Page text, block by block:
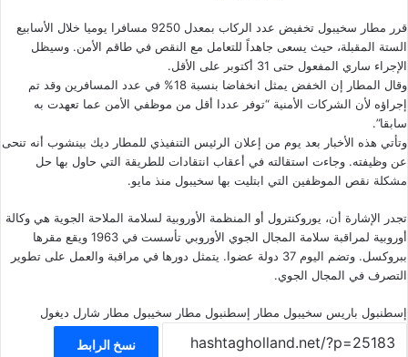
قرر مطار سخيبول تخفيض عدد الركاب بمعدل 9250 مسافرا يوميا خلال الأسابيع
الستة المقبلة، حيث يسعى جاهداً للتعامل مع النقص في طاقم الأمن. وسيظل
الإجراء ساري المفعول حتى 31 أكتوبر على الأقل.
وقال المطار إن الخفض يمثل انخفاضا بنسبة 18% في عدد المسافرين وقد تم
إجراؤه لأن الشركات الأمنية “توفر عددا أقل من موظفي الأمن عما تعهدت به
سابقا”.
وتأتي هذه الأخبار بعد يوم من إعلان الرئيس التنفيذي للمطار ديك بينشوب أنه تنحى
عن وظيفته. وجاءت استقالته في أعقاب انتقادات للطريقة التي حاول بها حل
مشكلة نقص الموظفين التي ابتليت بها سخيبول منذ مايو.
تجدر الإشارة أن، يوروكنترول أو المنظمة الأوروبية لسلامة الملاحة الجوية هي وكالة
أوروبية لمراقبة سلامة المجال الجوي الأوروبي تأسست في 1963 ويقع مقرها
ببروكسل. وتضم اليوم 37 دولة عضوا. يتمثل دورها في مراقبة والعمل على تطوير
التصرف في المجال الجوي.
إسطنبول باريس سخيبول مطار إسطنبول مطار سخيبول مطار شارل ديغول
نسخ الرابط